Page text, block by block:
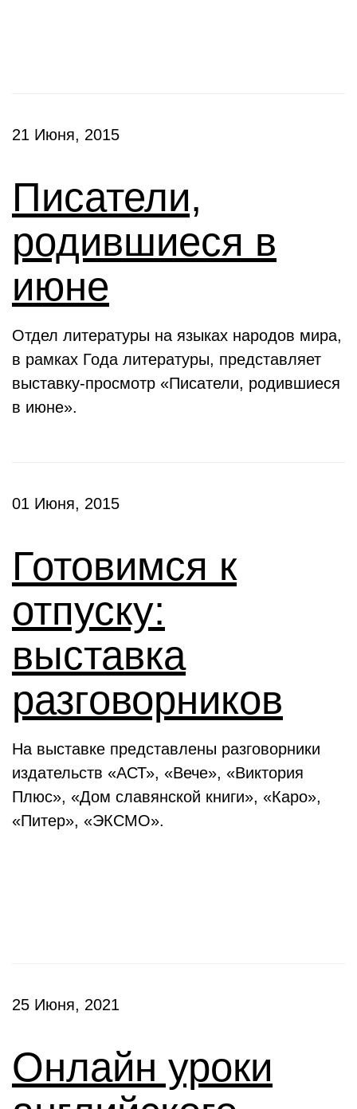
21 Июня, 2015
Писатели,
родившиеся в
июне
Отдел литературы на языках народов мира,
в рамках Года литературы, представляет
выставку-просмотр «Писатели, родившиеся
в июне».
01 Июня, 2015
Готовимся к
отпуску:
выставка
разговорников
На выставке представлены разговорники
издательств «АСТ», «Вече», «Виктория
Плюс», «Дом славянской книги», «Каро»,
«Питер», «ЭКСМО».
25 Июня, 2021
Онлайн уроки